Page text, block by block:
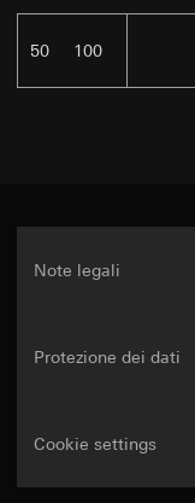
50 100
Note legali
Protezione dei dati
Cookie settings